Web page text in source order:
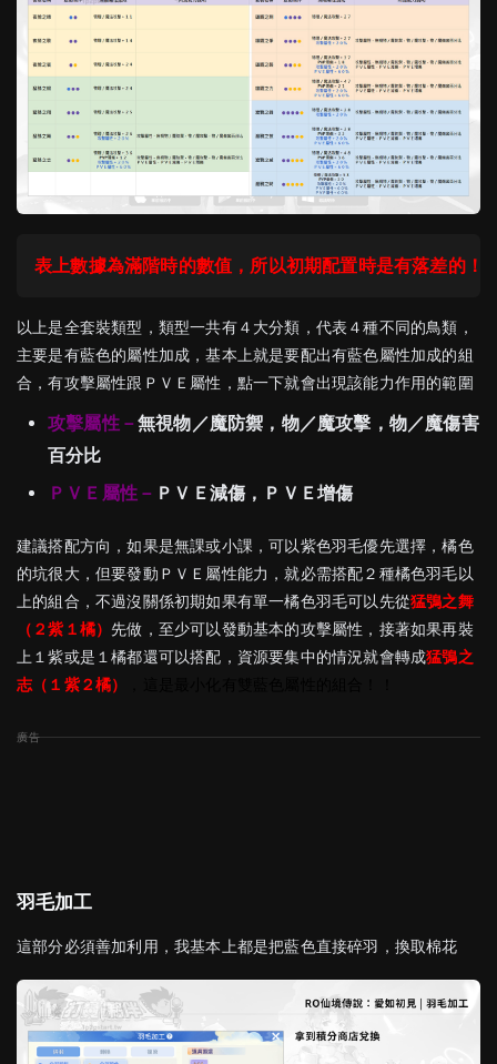
表上數據為滿階時的數值，所以初期配置時是有落差的！
以上是全套裝類型，類型一共有４大分類，代表４種不同的鳥類，
主要是有藍色的屬性加成，基本上就是要配出有藍色屬性加成的組
合，有攻擊屬性跟ＰＶＥ屬性，點一下就會出現該能力作用的範圍
攻擊屬性－無視物／魔防禦，物／魔攻擊，物／魔傷害
百分比
ＰＶＥ屬性－ ＰＶＥ減傷，ＰＶＥ增傷
建議搭配方向，如果是無課或小課，可以紫色羽毛優先選擇，橘色
的坑很大，但要發動ＰＶＥ屬性能力，就必需搭配２種橘色羽毛以
上的組合，不過沒關係初期如果有單一橘色羽毛可以先從猛鴞之舞
（２紫１橘）先做，至少可以發動基本的攻擊屬性，接著如果再裝
上１紫或是１橘都還可以搭配，資源要集中的情況就會轉成猛鴞之
志（１紫２橘）
羽毛加工
這部分必須善加利用，我基本上都是把藍色直接碎羽，換取棉花